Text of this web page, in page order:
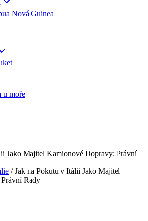
Nová Guinea
u moře
/ Jak na Pokutu v Itálii Jako Majitel
Rady